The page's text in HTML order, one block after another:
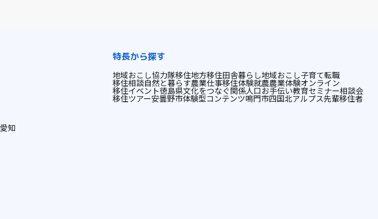
愛知
特長から探す
地域おこし協力隊移住地方移住田舎暮らし地域おこし子育て転職
移住相談自然と暮らす農業仕事移住体験就農農業体験オンライン
移住イベント徳島県文化をつなぐ関係人口お手伝い教育セミナー相談会
移住ツアー安曇野市体験型コンテンツ鳴門市四国北アルプス先輩移住者